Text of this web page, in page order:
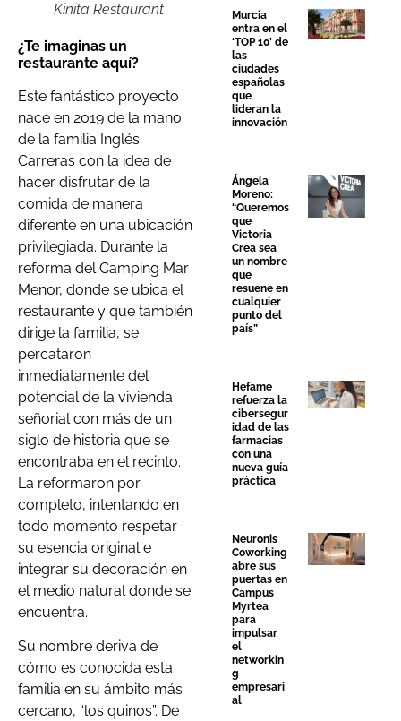
Kinita Restaurant
¿Te imaginas un
restaurante aquí?
Este fantástico proyecto
nace en 2019 de la mano
de la familia Inglés
Carreras con la idea de
hacer disfrutar de la
comida de manera
diferente en una ubicación
privilegiada. Durante la
reforma del Camping Mar
Menor, donde se ubica el
restaurante y que también
dirige la familia, se
percataron
inmediatamente del
potencial de la vivienda
señorial con más de un
siglo de historia que se
encontraba en el recinto.
La reformaron por
completo, intentando en
todo momento respetar
su esencia original e
integrar su decoración en
el medio natural donde se
encuentra.
Su nombre deriva de
cómo es conocida esta
familia en su ámbito más
cercano, “los quinos”. De
Murcia
entra en el
‘TOP 10’ de
las
ciudades
españolas
que
lideran la
innovación
Ángela
Moreno:
“Queremos
que
Victoria
Crea sea
un nombre
que
resuene en
cualquier
punto del
país”
Hefame
refuerza la
cibersegur
idad de las
farmacias
con una
nueva guía
práctica
Neuronis
Coworking
abre sus
puertas en
Campus
Myrtea
para
impulsar
el
networkin
g
empresari
al